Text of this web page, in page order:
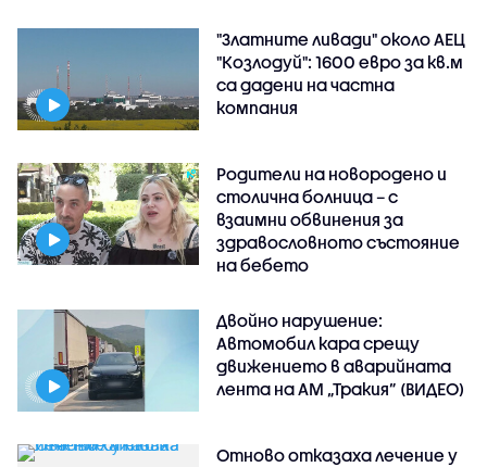
"Златните ливади" около АЕЦ
"Козлодуй": 1600 евро за кв.м
са дадени на частна
компания
Родители на новородено и
столична болница – с
взаимни обвинения за
здравословното състояние
на бебето
Двойно нарушение:
Автомобил кара срещу
движението в аварийната
лента на АМ „Тракия” (ВИДЕО)
Отново отказаха лечение у